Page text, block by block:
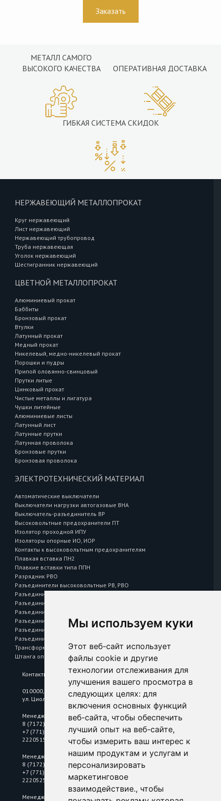
Мы используем куки
Этот веб-сайт использует
файлы cookie и другие
технологии отслеживания для
улучшения вашего просмотра в
следующих целях: для
включения основных функций
веб-сайта, чтобы обеспечить
лучший опыт на веб-сайте,
чтобы измерить ваш интерес к
нашим продуктам и услугам и
персонализировать
маркетинговое
взаимодействие., чтобы
МЕТАЛЛ САМОГО
ВЫСОКОГО КАЧЕСТВА
ОПЕРАТИВНАЯ ДОСТАВКА
ГИБКАЯ СИСТЕМА СКИДОК
НЕРЖАВЕЮЩИЙ МЕТАЛЛОПРОКАТ
Круг нержавеющий
Лист нержавеющий
Нержавеющий трубопровод
Труба нержавеющая
Уголок нержавеющий
Шестигранник нержавеющий
ЦВЕТНОЙ МЕТАЛЛОПРОКАТ
Алюминиевый прокат
Баббиты
Бронзовый прокат
Втулки
Латунный прокат
Медный прокат
Никелевый, медно-никелевый прокат
Порошки и пудры
Припой оловянно-свинцовый
Прутки литые
Цинковый прокат
Чистые металлы и лигатура
Чушки литейные
Алюминиевые листы
Латунный лист
Латунные прутки
Латунная проволока
Бронзовые прутки
Бронзовая проволока
ЭЛЕКТРОТЕХНИЧЕСКИЙ МАТЕРИАЛ
Автоматические выключатели
Выключатели нагрузки автогазовые ВНА
Выключатель-разъединитель ВР
Высоковольтные предохранители ПТ
Изолятор проходной ИПУ
Изоляторы опорные ИО, ИОР
Контакты к высоковольтным предохранителям
Плавкая вставка ПН2
Плавкие вставки типа ППН
Разрядник РВО
Разъединители высоковольтные РВ, РВО
Разъединители высоковольтные РВЗ
Разъединители высоковольтные РВФЗ
Разъединители наружной установки РЛНД
Разъединители Р 43, Р 63
Разъединитель — предохранитель РПС
Разъединитель на одно направление РЕ
Трансформаторы тока Т 0,66
Штанга оперативная L=1041
Контакты
010000, Республика Казахстан, г. Астана,
ул. Циолковского, 6/2
Менеджер по цветному металлопрокату
8 (7172) 25 18 10
+7 (771) 2220515
2220515@mkastana.kz
Менеджер по нержавеющему металлопрокату
8 (7172) 25 18 10
+7 (771) 2220525
2220525@mkastana.kz
Менеджер по электротехнической продукции